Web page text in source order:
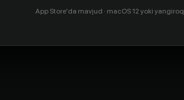
App Store'da mavjud · macOS 12 yoki yangiroq